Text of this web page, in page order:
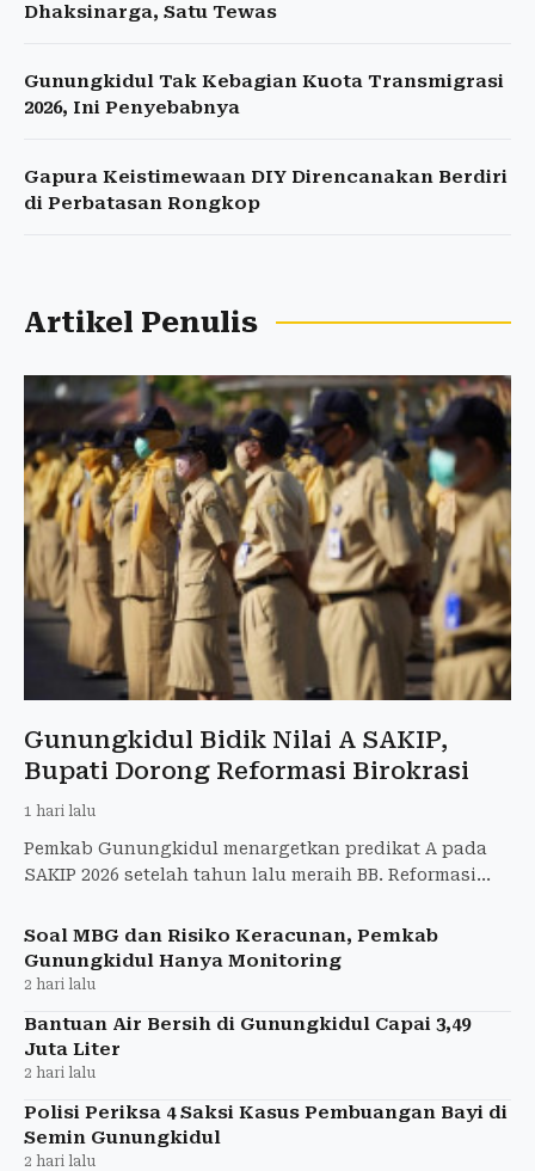
Dhaksinarga, Satu Tewas
Gunungkidul Tak Kebagian Kuota Transmigrasi
2026, Ini Penyebabnya
Gapura Keistimewaan DIY Direncanakan Berdiri
di Perbatasan Rongkop
Artikel Penulis
Gunungkidul Bidik Nilai A SAKIP,
Bupati Dorong Reformasi Birokrasi
1 hari lalu
Pemkab Gunungkidul menargetkan predikat A pada
SAKIP 2026 setelah tahun lalu meraih BB. Reformasi
Soal MBG dan Risiko Keracunan, Pemkab
Gunungkidul Hanya Monitoring
2 hari lalu
Bantuan Air Bersih di Gunungkidul Capai 3,49
Juta Liter
2 hari lalu
Polisi Periksa 4 Saksi Kasus Pembuangan Bayi di
Semin Gunungkidul
2 hari lalu